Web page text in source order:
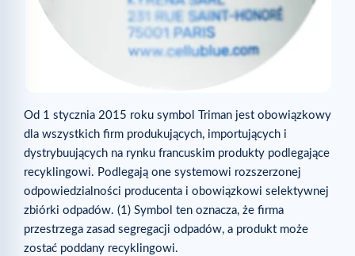
Od 1 stycznia 2015 roku symbol Triman jest obowiązkowy
dla wszystkich firm produkujących, importujących i
dystrybuujących na rynku francuskim produkty podlegające
recyklingowi. Podlegają one systemowi rozszerzonej
odpowiedzialności producenta i obowiązkowi selektywnej
zbiórki odpadów. (1) Symbol ten oznacza, że firma
przestrzega zasad segregacji odpadów, a produkt może
zostać poddany recyklingowi.